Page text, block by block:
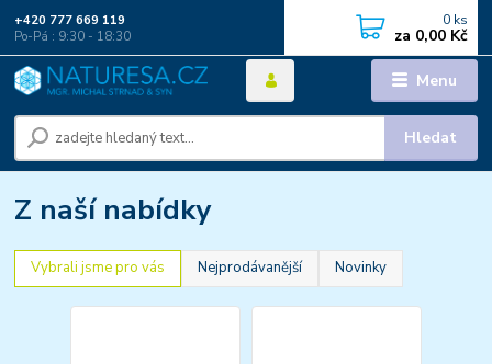
Menu
Hledat
+420 777 669 119
Po-Pá : 9:30 - 18:30
0 ks
za 0,00 Kč
Z naší nabídky
Vybrali jsme pro vás Nejprodávanější Novinky